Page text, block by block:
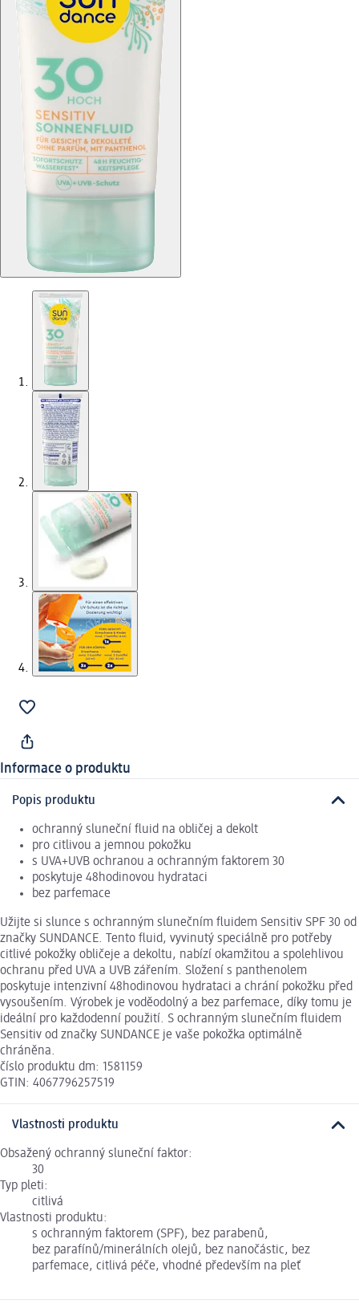
Informace o produktu
Popis produktu
ochranný sluneční fluid na obličej a dekolt
pro citlivou a jemnou pokožku
s UVA+UVB ochranou a ochranným faktorem 30
poskytuje 48hodinovou hydrataci
bez parfemace
Užijte si slunce s ochranným slunečním fluidem Sensitiv SPF 30 od
značky SUNDANCE. Tento fluid, vyvinutý speciálně pro potřeby
citlivé pokožky obličeje a dekoltu, nabízí okamžitou a spolehlivou
ochranu před UVA a UVB zářením. Složení s panthenolem
poskytuje intenzivní 48hodinovou hydrataci a chrání pokožku před
vysoušením. Výrobek je voděodolný a bez parfemace, díky tomu je
ideální pro každodenní použití. S ochranným slunečním fluidem
Sensitiv od značky SUNDANCE je vaše pokožka optimálně
chráněna.
číslo produktu dm: 1581159
GTIN: 4067796257519
Vlastnosti produktu
Obsažený ochranný sluneční faktor:
30
Typ pleti:
citlivá
Vlastnosti produktu:
s ochranným faktorem (SPF), bez parabenů,
bez parafínů/minerálních olejů, bez nanočástic, bez
parfemace, citlivá péče, vhodné především na pleť